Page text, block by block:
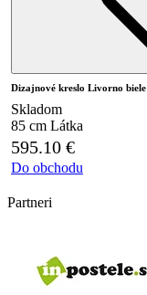
Dizajnové kreslo Livorno biele
Skladom
85 cm Látka
595.10 €
Do obchodu
Partneri